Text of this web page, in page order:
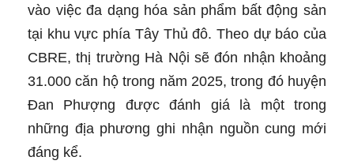
vào việc đa dạng hóa sản phẩm bất động sản
tại khu vực phía Tây Thủ đô. Theo dự báo của
CBRE, thị trường Hà Nội sẽ đón nhận khoảng
31.000 căn hộ trong năm 2025, trong đó huyện
Đan Phượng được đánh giá là một trong
những địa phương ghi nhận nguồn cung mới
đáng kể.